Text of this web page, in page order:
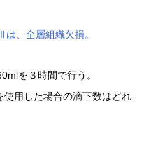
全層組織欠損。
を３時間で行う。
用した場合の滴下数はどれ